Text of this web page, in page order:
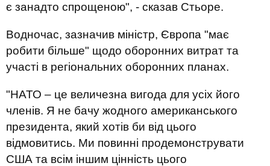
є занадто спрощеною", - сказав Стьоре.
Водночас, зазначив міністр, Європа "має
робити більше" щодо оборонних витрат та
участі в регіональних оборонних планах.
"НАТО – це величезна вигода для усіх його
членів. Я не бачу жодного американського
президента, який хотів би від цього
відмовитись. Ми повинні продемонструвати
США та всім іншим цінність цього